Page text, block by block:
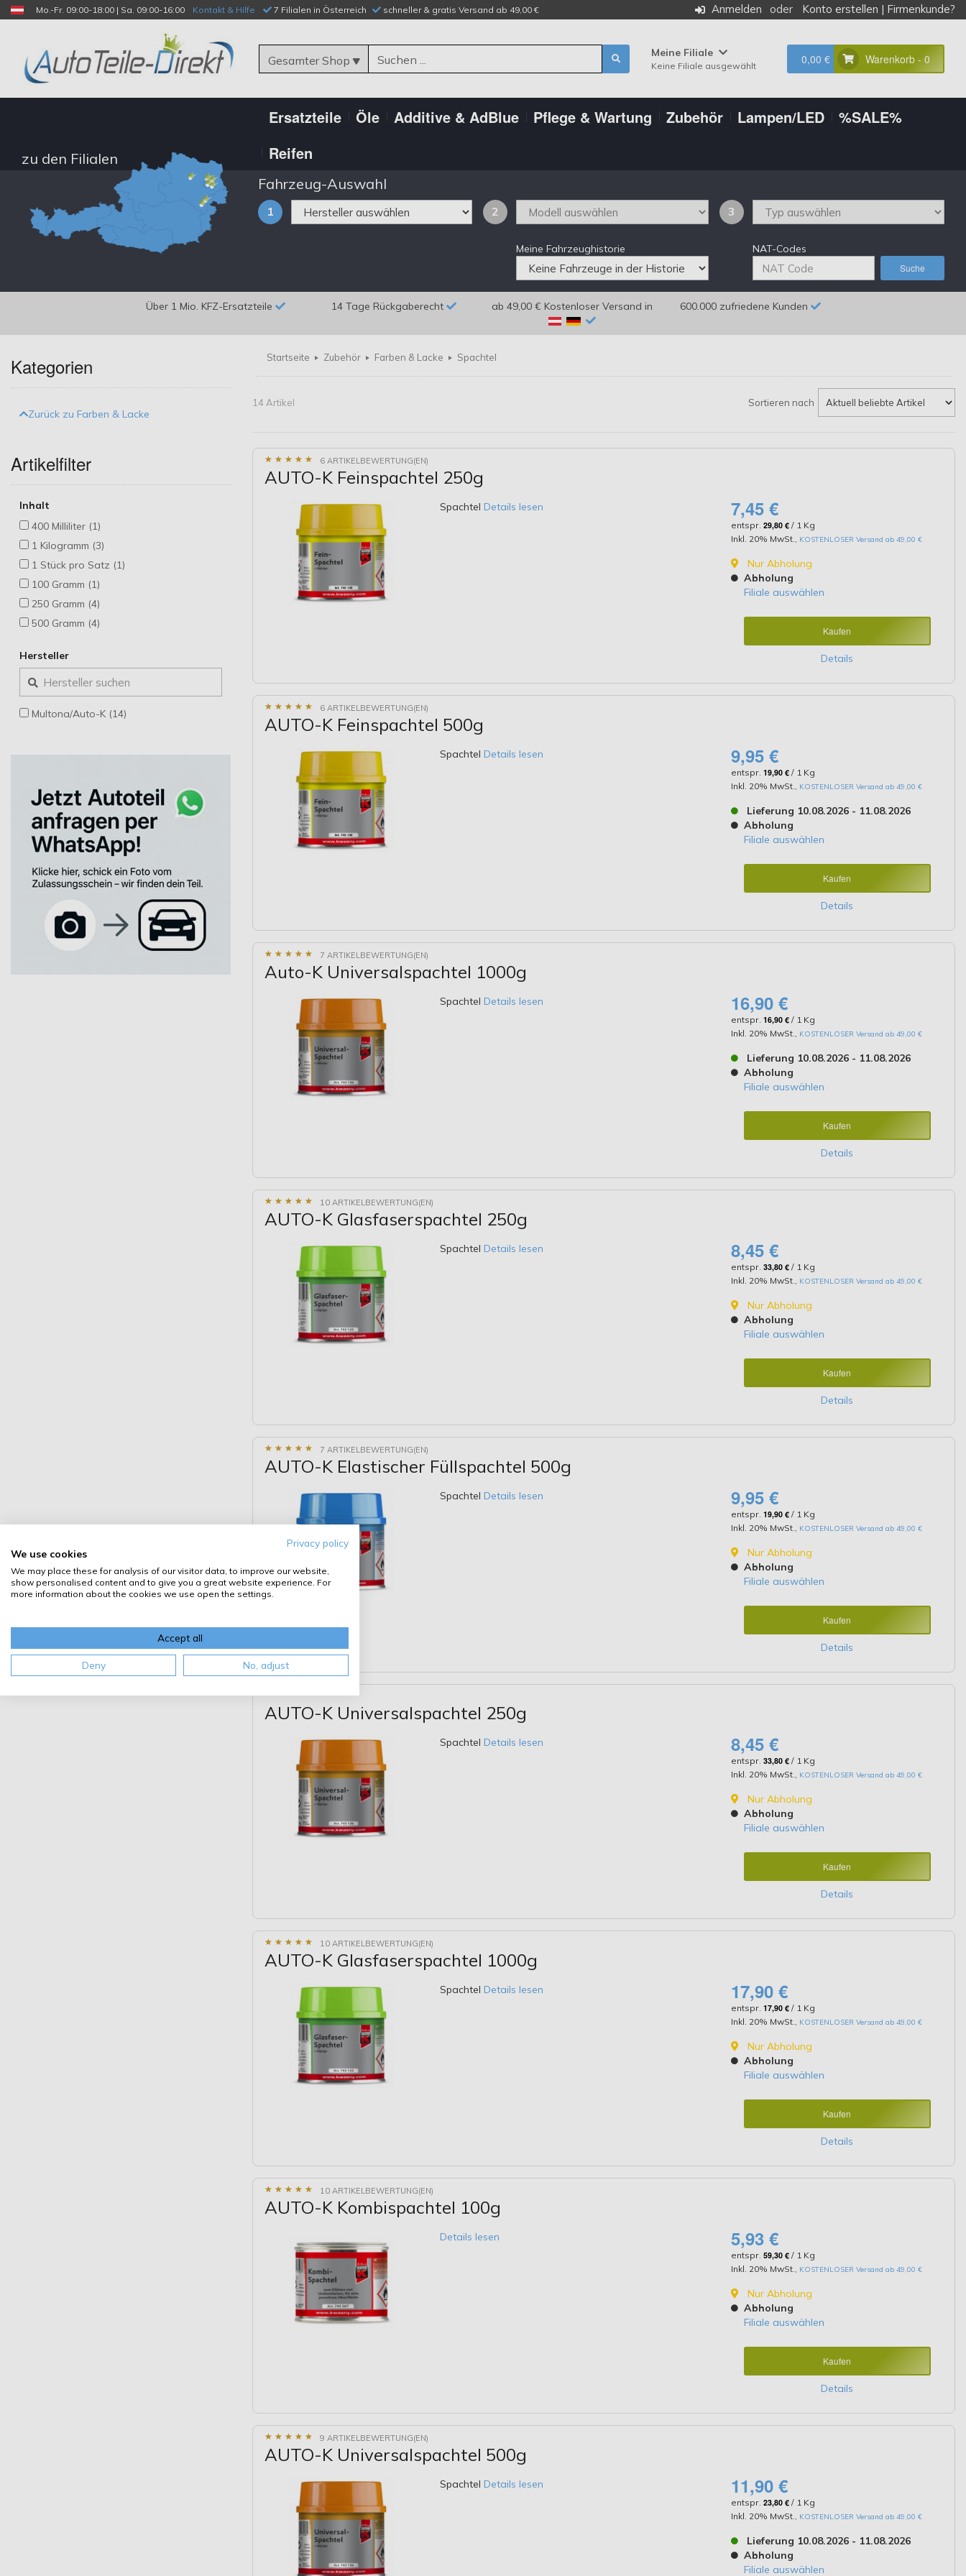
Mo.-Fr. 09:00-18:00 | Sa. 09:00-16:00 Kontakt & Hilfe 7 Filialen in Österreich schneller & gratis Versand ab 49,00 € Anmelden Konto erstellen | Firmenkunde?
Gesamter Shop
Meine Filiale
Keine Filiale ausgewählt 0,00 € Warenkorb - 0
Ersatzteile Öle Additive & AdBlue Pflege & Wartung Zubehör Lampen/LED
%SALE%
Reifen
zu den Filialen
Fahrzeug-Auswahl
1 2 3
Meine Fahrzeughistorie NAT-Codes
Suche
Über 1 Mio. KFZ-Ersatzteile 14 Tage Rückgaberecht ab 49,00 € Kostenloser Versand in 600.000 zufriedene Kunden
Startseite Zubehör Farben & Lacke Spachtel
14 Artikel Sortieren nach
★ ★ ★ ★ ★
★ ★ ★ ★ ★ 6 ARTIKELBEWERTUNG(EN)
AUTO-K Feinspachtel 250g
Spachtel Details lesen 7,45 €
entspr.29,80 € / 1 Kg
Inkl. 20% MwSt., KOSTENLOSER Versand ab 49,00 €
Nur Abholung
Abholung
Filiale auswählen
Kaufen
Details
★ ★ ★ ★ ★
★ ★ ★ ★ ★ 6 ARTIKELBEWERTUNG(EN)
AUTO-K Feinspachtel 500g
Spachtel Details lesen 9,95 €
entspr.19,90 € / 1 Kg
Inkl. 20% MwSt., KOSTENLOSER Versand ab 49,00 €
Lieferung 10.08.2026 - 11.08.2026
Abholung
Filiale auswählen
Kaufen
Details
★ ★ ★ ★ ★
★ ★ ★ ★ ★ 7 ARTIKELBEWERTUNG(EN)
Auto-K Universalspachtel 1000g
Spachtel Details lesen 16,90 €
entspr.16,90 € / 1 Kg
Inkl. 20% MwSt., KOSTENLOSER Versand ab 49,00 €
Lieferung 10.08.2026 - 11.08.2026
Abholung
Filiale auswählen
Kaufen
Details
★ ★ ★ ★ ★
★ ★ ★ ★ ★ 10 ARTIKELBEWERTUNG(EN)
AUTO-K Glasfaserspachtel 250g
Spachtel Details lesen 8,45 €
entspr.33,80 € / 1 Kg
Inkl. 20% MwSt., KOSTENLOSER Versand ab 49,00 €
Nur Abholung
Abholung
Filiale auswählen
Kaufen
Details
★ ★ ★ ★ ★
★ ★ ★ ★ ★ 7 ARTIKELBEWERTUNG(EN)
AUTO-K Elastischer Füllspachtel 500g
Spachtel Details lesen 9,95 €
entspr.19,90 € / 1 Kg
Inkl. 20% MwSt., KOSTENLOSER Versand ab 49,00 €
Nur Abholung
Abholung
Filiale auswählen
Kaufen
Details
AUTO-K Universalspachtel 250g
Spachtel Details lesen 8,45 €
entspr.33,80 € / 1 Kg
Inkl. 20% MwSt., KOSTENLOSER Versand ab 49,00 €
Nur Abholung
Abholung
Filiale auswählen
Kaufen
Details
★ ★ ★ ★ ★
★ ★ ★ ★ ★ 10 ARTIKELBEWERTUNG(EN)
AUTO-K Glasfaserspachtel 1000g
Spachtel Details lesen 17,90 €
entspr.17,90 € / 1 Kg
Inkl. 20% MwSt., KOSTENLOSER Versand ab 49,00 €
Nur Abholung
Abholung
Filiale auswählen
Kaufen
Details
★ ★ ★ ★ ★
★ ★ ★ ★ ★ 10 ARTIKELBEWERTUNG(EN)
AUTO-K Kombispachtel 100g
Details lesen 5,93 €
entspr.59,30 € / 1 Kg
Inkl. 20% MwSt., KOSTENLOSER Versand ab 49,00 €
Nur Abholung
Abholung
Filiale auswählen
Kaufen
Details
★ ★ ★ ★ ★
★ ★ ★ ★ ★ 9 ARTIKELBEWERTUNG(EN)
AUTO-K Universalspachtel 500g
Spachtel Details lesen 11,90 €
entspr.23,80 € / 1 Kg
Inkl. 20% MwSt., KOSTENLOSER Versand ab 49,00 €
Lieferung 10.08.2026 - 11.08.2026
Abholung
Filiale auswählen
Kategorien
Zurück zu Farben & Lacke
Artikelfilter
Inhalt
400 Milliliter (1)
1 Kilogramm (3)
1 Stück pro Satz (1)
100 Gramm (1)
250 Gramm (4)
500 Gramm (4)
Hersteller
Multona/Auto-K (14)
Privacy policy
We use cookies
We may place these for analysis of our visitor data, to improve our website,
show personalised content and to give you a great website experience. For
more information about the cookies we use open the settings.
Accept all
Deny No, adjust